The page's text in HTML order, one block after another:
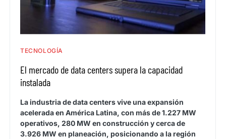
TECNOLOGÍA
El mercado de data centers supera la capacidad
instalada
La industria de data centers vive una expansión
acelerada en América Latina, con más de 1.227 MW
operativos, 280 MW en construcción y cerca de
3.926 MW en planeación, posicionando a la región